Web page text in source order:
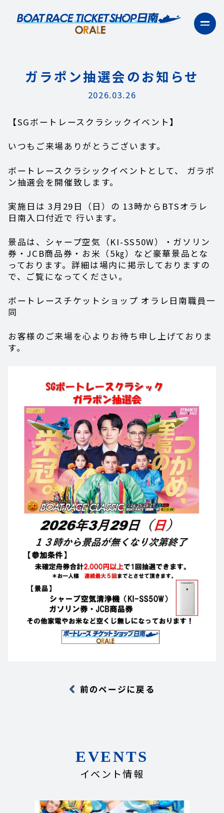
ガラポン抽選会のお知らせ
2026.03.26
【SGボートレースクラシックイベント】
いつもご来場ありがとうございます。
ボートレースクラシックイベントとして、 ガラポ
ン抽選会を開催致します。
実施日は 3月29日（日）の 13時からBTSオラレ
日南入口付近で 行います。
景品は、シャープ空気（KI-SS50W）・ガソリン
券・JCB商品券・お米（5㎏）など豪華景品とな
っております。詳細は場内に掲示しておりますの
で、ご覧になってください。
ボートレースチケットショップ オラレ日南職員一
同
お客様のご来場を心よりお待ち申し上げておりま
す。
前のページに戻る
EVENTS
イベント情報